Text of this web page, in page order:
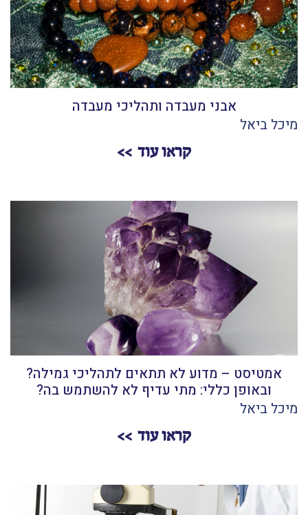
אבני מעבדה ותהליכי מעבדה
מיכל ביאל
קראו עוד
אמטיסט – מדוע לא תתאים לתהליכי גמילה?
ובאופן כללי: מתי עדיף לא להשתמש בה?
מיכל ביאל
קראו עוד